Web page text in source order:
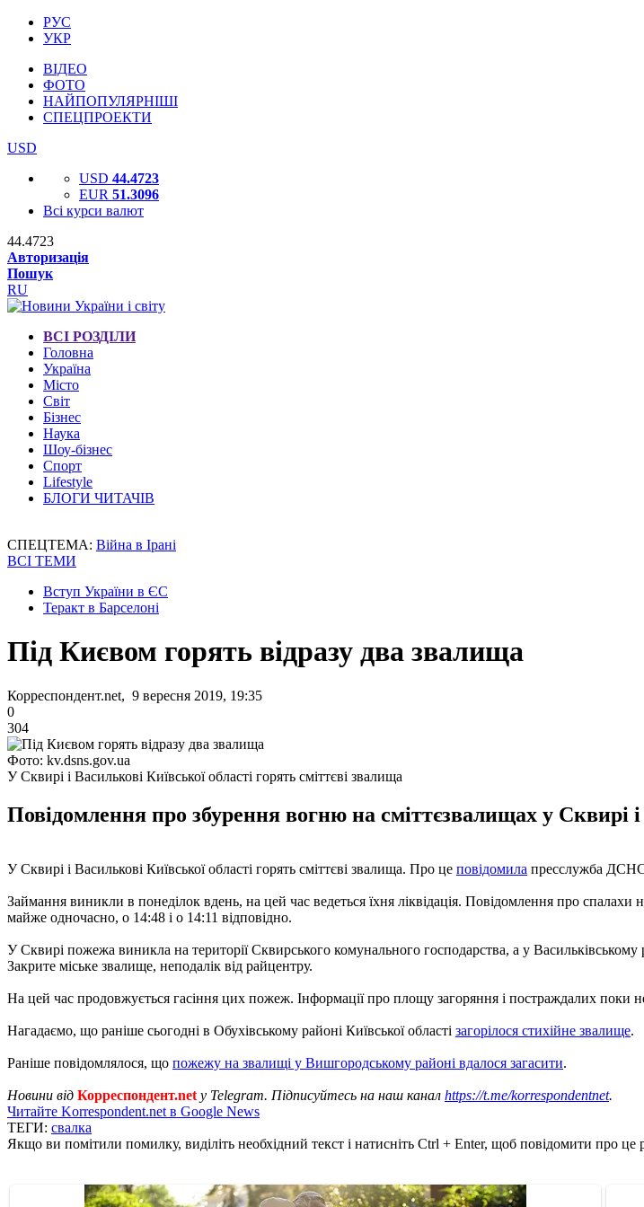
РУС
УКР
ВІДЕО
ФОТО
НАЙПОПУЛЯРНІШІ
СПЕЦПРОЕКТИ
USD
USD 44.4723
EUR 51.3096
Всі курси валют
44.4723
Авторизація
Пошук
RU
ВСІ РОЗДІЛИ
Головна
Україна
Місто
Світ
Бізнес
Наука
Шоу-бізнес
Спорт
Lifestyle
БЛОГИ ЧИТАЧІВ
СПЕЦТЕМА: Війна в Ірані
ВСІ ТЕМИ
Вступ України в ЄС
Теракт в Барселоні
Під Києвом горять відразу два звалища
Корреспондент.net, 9 вересня 2019, 19:35
0
304
Фото: kv.dsns.gov.ua
У Сквирі і Василькові Київської області горять сміттєві звалища
Повідомлення про збурення вогню на сміттєзвалищах у
У Сквирі і Василькові Київської області горять сміттєві звалища. Про це повідомила пресслужба ДСНС
Займання виникли в понеділок вдень, на цей час ведеться їхня ліквідація. Повідомлення про
майже одночасно, о 14:48 і о 14:11 відповідно.
У Сквирі пожежа виникла на території Сквирського комунального господарства, а у Васильківському
Закрите міське звалище, неподалік від райцентру.
На цей час продовжується гасіння цих пожеж. Інформації про площу загоряння і постраждалих поки
Нагадаємо, що раніше сьогодні в Обухівському районі Київської області загорілося стихійне звалище.
Раніше повідомлялося, що пожежу на звалищі у Вишгородському районі вдалося загасити.
Новини від Корреспондент.net у Telegram. Підписуйтесь на наш канал https://t.me/korrespondentnet.
Читайте Korrespondent.net в Google News
ТЕГИ: свалка
Якщо ви помітили помилку, виділіть необхідний текст і натисніть Ctrl + Enter, щоб повідомити про це